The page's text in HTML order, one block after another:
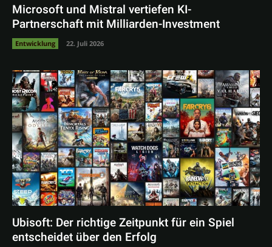
Microsoft und Mistral vertiefen KI-
Partnerschaft mit Milliarden-Investment
Entwicklung 22. Juli 2026
Ubisoft: Der richtige Zeitpunkt für ein Spiel
entscheidet über den Erfolg